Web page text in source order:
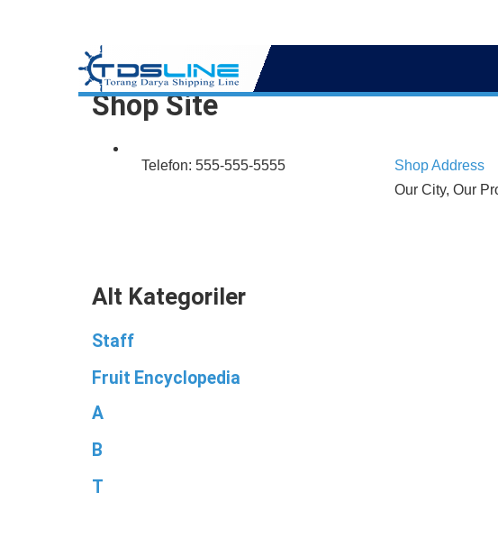
Shop Site
Shop Address
Our City, Our
Telefon: 555-555-5555
Alt Kategoriler
Staff
Fruit Encyclopedia
A
B
T